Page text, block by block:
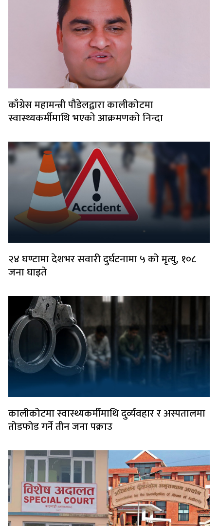
काँग्रेस महामन्त्री पौडेलद्वारा कालीकोटमा
स्वास्थ्यकर्मीमाथि भएको आक्रमणको निन्दा
२४ घण्टामा देशभर सवारी दुर्घटनामा ५ को मृत्यु, १०८
जना घाइते
कालीकोटमा स्वास्थ्यकर्मीमाथि दुर्व्यवहार र अस्पतालमा
तोडफोड गर्ने तीन जना पक्राउ